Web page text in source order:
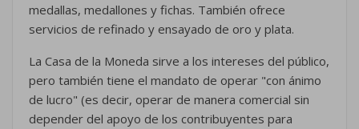
medallas, medallones y fichas. También ofrece
servicios de refinado y ensayado de oro y plata.
La Casa de la Moneda sirve a los intereses del público,
pero también tiene el mandato de operar "con ánimo
de lucro" (es decir, operar de manera comercial sin
depender del apoyo de los contribuyentes para